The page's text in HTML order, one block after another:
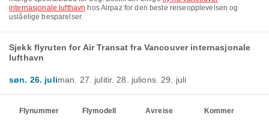
internasjonale lufthavn hos Airpaz for den beste reiseopplevelsen og
uslåelige besparelser.
Sjekk flyruten for Air Transat fra Vancouver internasjonale
lufthavn
søn. 26. juliman. 27. julitir. 28. julions. 29. juli
Flynummer Flymodell Avreise Kommer